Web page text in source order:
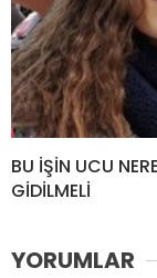
BU İŞİN UCU
GİDİLMELİ
YORUMLAR